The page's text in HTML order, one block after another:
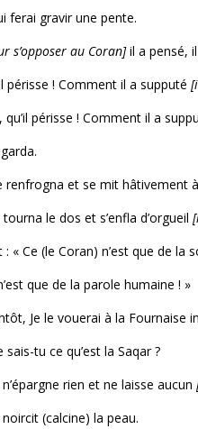
ferai gravir une pente.
s’opposer au Coran]il a pensé,
périsse ! Comment il a supputé
qu’il périsse ! Comment il a
renfrogna et se mit hâtivement à
le dos et s’enfla d’orgueil
: « Ce (le Coran) n’est que de la
que de la parole humaine ! »
Je le vouerai à la Fournaise
sais-tu ce qu’est la Saqar ?
n’épargne rien et ne laisse aucun
noircit (calcine) la peau.